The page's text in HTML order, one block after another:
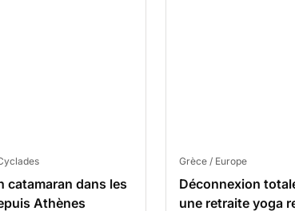
catamaran dans les
Athènes
Grèce / Europe
Déconnexion
une retraite yoga